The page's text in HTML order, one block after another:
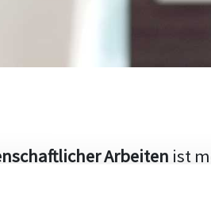
Arbeiten ist
logischen Aufbau